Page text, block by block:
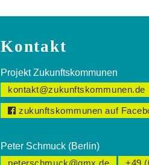
Kontakt
Projekt Zukunftskommunen
kontakt@zukunftskommunen.de
zukunftskommunen auf
Peter Schmuck (Berlin)
peterschmuck@gmx.de
+49